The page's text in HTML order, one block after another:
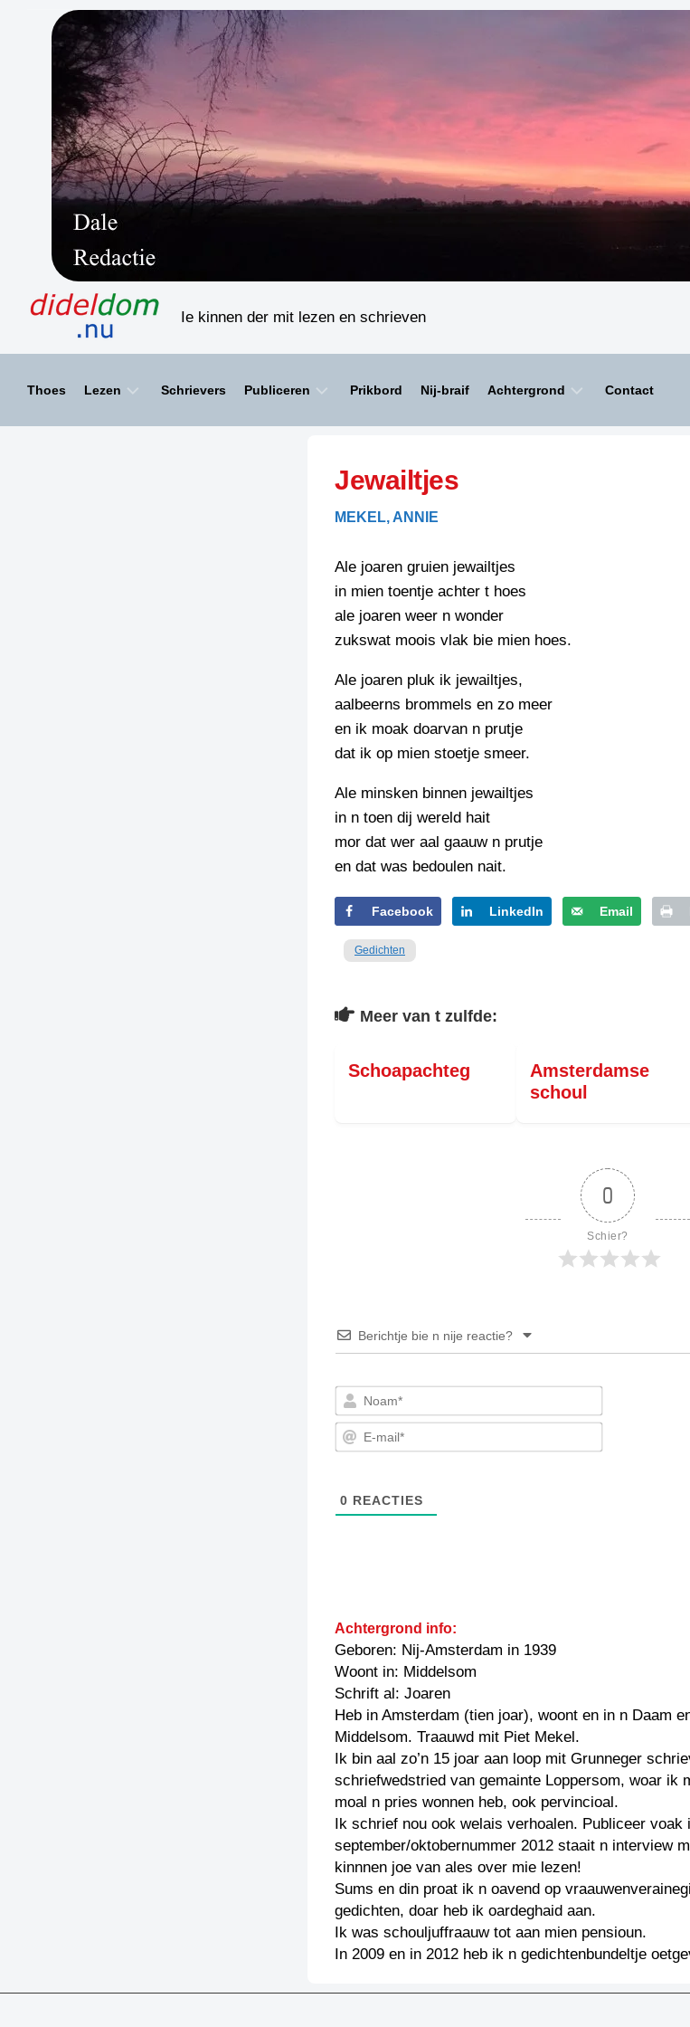
Ie kinnen der mit lezen en schrieven
Thoes Lezen
HAIKU’S
LIMERICKS
SCHRIEFWEDSTRIED
FLYER
INZENDENS
PERSBERICHT
SCHRIEFWEDSTRIED
FLYER
INZENDENS
FOTO’S
SCHRIEFWEDSTRIED
SCHRIEFWEDSTRIED
FLYER
TIEDSCHRIFT
KREUZE
TENEEL
BIENOAMEN
LEGENDEN
RECEPTEN
SPREUKEN
VEURDRACHTEN
Schrievers Publiceren
SPELLENSCONTROLE
SCHRIEFREGELS
Prikbord Nij-braif Achtergrond Contact
Jewailtjes
MEKEL, ANNIE
Ale joaren gruien jewailtjes
in mien toentje achter t hoes
ale joaren weer n wonder
zukswat moois vlak bie mien hoes.
Ale joaren pluk ik jewailtjes,
aalbeerns brommels en zo meer
en ik moak doarvan n prutje
dat ik op mien stoetje smeer.
Ale minsken binnen jewailtjes
in n toen dij wereld hait
mor dat wer aal gaauw n prutje
en dat was bedoulen nait.
Facebook LinkedIn Email
Gedichten
Meer van t zulfde:
Schoapachteg
Amsterdamse
schoul
0
Schier?
Berichtje bie n nije reactie?
Noam*
E-
0 REACTIES
Achtergrond info:
Geboren: Nij-Amsterdam in 1939
Woont in: Middelsom
Schrift al: Joaren
Heb in Amsterdam (tien joar), woont en in n Daam
Middelsom. Traauwd mit Piet Mekel.
Ik bin aal zo’n 15 joar aan loop mit Grunneger
schriefwedstried van gemainte Loppersom, woar ik
moal n pries wonnen heb, ook pervincioal.
Ik schrief nou ook welais verhoalen. Publiceer voak
september/oktobernummer 2012 staait n interview
kinnnen joe van ales over mie lezen!
Sums en din proat ik n oavend op
gedichten, doar heb ik oardeghaid aan.
Ik was schouljuffraauw tot aan mien pensioun.
In 2009 en in 2012 heb ik n gedichtenbundeltje